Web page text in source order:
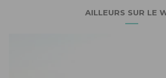
AILLEURS SUR LE